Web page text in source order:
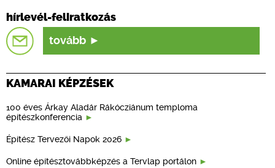
hírlevél-feliratkozás
tovább
KAMARAI KÉPZÉSEK
100 éves Árkay Aladár Rákócziánum temploma
építészkonferencia
Építész Tervezői Napok 2026
Online építésztovábbképzés a Tervlap portálon